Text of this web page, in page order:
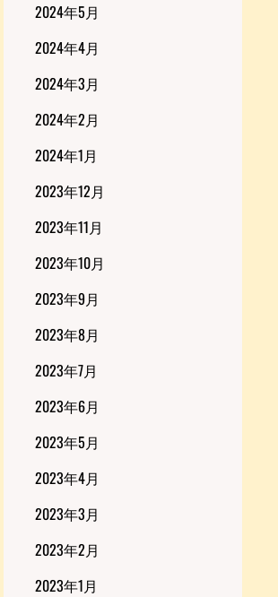
2024年5月
2024年4月
2024年3月
2024年2月
2024年1月
2023年12月
2023年11月
2023年10月
2023年9月
2023年8月
2023年7月
2023年6月
2023年5月
2023年4月
2023年3月
2023年2月
2023年1月